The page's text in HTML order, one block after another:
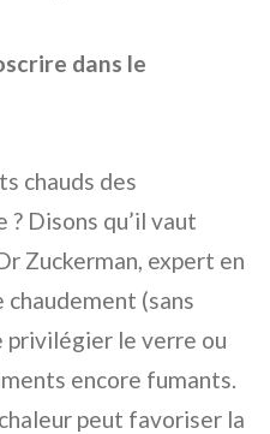
dans le
chauds des
Disons qu’il vaut
Zuckerman, expert en
(sans
privilégier le verre ou
encore fumants.
peut favoriser la